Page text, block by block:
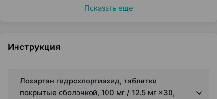
Показать еще
Инструкция
Лозартан гидрохлортиазид, таблетки
покрытые оболочкой, 100 мг / 12.5 мг ×30,